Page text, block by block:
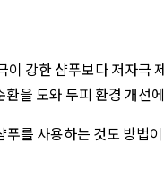
강한 샴푸보다 저자극
을 도와 두피 환경 개선
를 사용하는 것도 방법